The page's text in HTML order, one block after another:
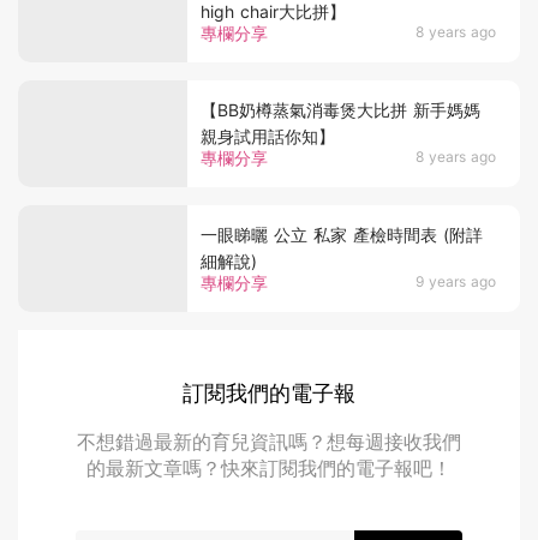
專欄分享 8 years ago
high chair大比拼】
專欄分享 8 years ago
【BB奶樽蒸氣消毒煲大比拼 新手媽媽
親身試用話你知】
專欄分享 9 years ago
一眼睇曬 公立 私家 產檢時間表 (附詳
細解說)
訂閱我們的電子報
不想錯過最新的育兒資訊嗎？想每週接收我們
的最新文章嗎？快來訂閱我們的電子報吧！